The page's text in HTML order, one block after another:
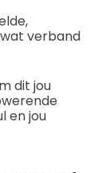
verband
dit jou
en jou